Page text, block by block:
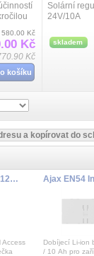
580.00 Kč
Kč
Kč
košíku
Solární
24V/10A
skladem
Access Unit 2.0 125kHz
Access
Dobíjecí Li-ion
/ 10 Ah pro